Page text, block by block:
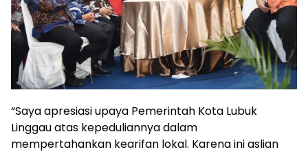
“Saya apresiasi upaya Pemerintah Kota Lubuk
Linggau atas kepeduliannya dalam
mempertahankan kearifan lokal. Karena ini aslian